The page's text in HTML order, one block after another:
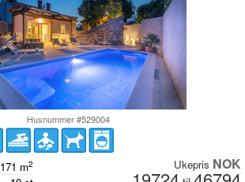
Husnummer #529004
171 m2 Ukepris NOK